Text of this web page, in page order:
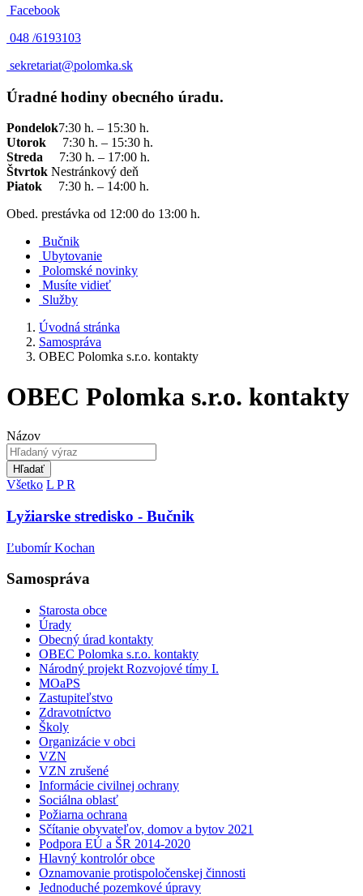
Facebook
048 /6193103
sekretariat@polomka.sk
Úradné hodiny obecného úradu.
Pondelok7:30 h. – 15:30 h.
Utorok 7:30 h. – 15:30 h.
Streda 7:30 h. – 17:00 h.
Štvrtok Nestránkový deň
Piatok
7:30 h. – 14:00 h.
Obed. prestávka od 12:00 do 13:00 h.
Bučnik
Ubytovanie
Polomské novinky
Musíte vidieť
Služby
Úvodná stránka
Samospráva
OBEC Polomka s.r.o. kontakty
OBEC Polomka s.r.o. kontakty
Názov
Hľadať
Všetko L PR
Lyžiarske stredisko - Bučnik
Ľubomír Kochan
Samospráva
Starosta obce
Úrady
Obecný úrad kontakty
OBEC Polomka s.r.o. kontakty
Národný projekt Rozvojové tímy I.
MOaPS
Zastupiteľstvo
Zdravotníctvo
Školy
Organizácie v obci
VZN
VZN zrušené
Informácie civilnej ochrany
Sociálna oblasť
Požiarna ochrana
Sčítanie obyvateľov, domov a bytov 2021
Podpora EÚ a ŠR 2014-2020
Hlavný kontrolór obce
Oznamovanie protispoločenskej činnosti
Jednoduché pozemkové úpravy